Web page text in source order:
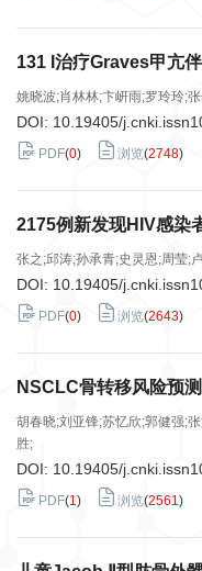
131 I治疗Graves甲亢
姚晓波;肖林林;卞岍雨;罗玲玲;
DOI: 10.19405/
PDF(0) 浏览(2748)
2175例新发现HIV感染
张之;邱涛;孙承青;史灵恩;周莹;
DOI: 10.19405/
PDF(0) 浏览(2643)
NSCLC骨转移风险预
胡春晓;刘亚锋;苏忆欣;郭健强;
胜;
DOI: 10.19405/
PDF(1) 浏览(2561)